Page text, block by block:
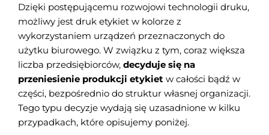
Dzięki postępującemu rozwojowi technologii druku,
możliwy jest druk etykiet w kolorze z
wykorzystaniem urządzeń przeznaczonych do
użytku biurowego. W związku z tym, coraz większa
liczba przedsiębiorców, decyduje się na
przeniesienie produkcji etykiet w całości bądź w
części, bezpośrednio do struktur własnej organizacji.
Tego typu decyzje wydają się uzasadnione w kilku
przypadkach, które opisujemy poniżej.